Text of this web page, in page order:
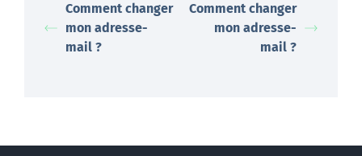
Comment changer
mon adresse-
mail ?
Comment changer
mon adresse-
mail ?